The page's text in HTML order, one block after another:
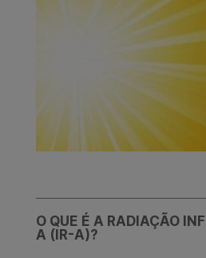
O QUE É A RADIAÇÃO
A (IR-A)?